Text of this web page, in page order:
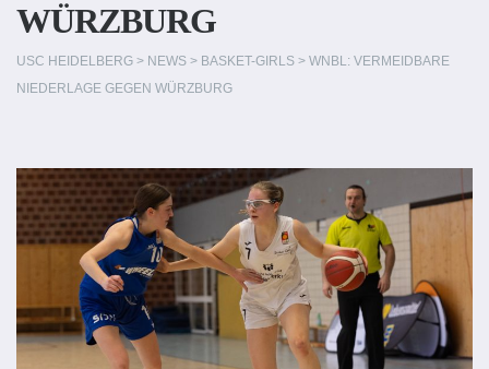
WÜRZBURG
USC HEIDELBERG > NEWS > BASKET-GIRLS > WNBL: VERMEIDBARE
NIEDERLAGE GEGEN WÜRZBURG